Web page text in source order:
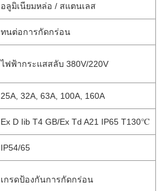
อลูมิเนียมหล่อ / สแตนเลส
ทนต่อการกัดกร่อน
ไฟฟ้ากระแสสลับ 380V/220V
25A, 32A, 63A, 100A, 160A
Ex D Iib T4 GB/Ex Td A21 IP65 T130℃
IP54/65
เกรดป้องกันการกัดกร่อน